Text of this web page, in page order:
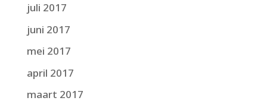
juli 2017
juni 2017
mei 2017
april 2017
maart 2017